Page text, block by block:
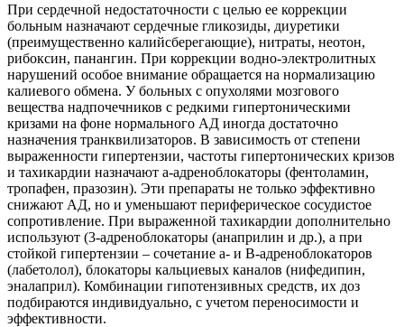
При сердечной недостаточности с целью ее коррекции
больным назначают сердечные гликозиды, диуретики
(преимущественно калийсберегающие), нитраты, неотон,
рибоксин, панангин. При коррекции водно-электролитных
нарушений особое внимание обращается на нормализацию
калиевого обмена. У больных с опухолями мозгового
вещества надпочечников с редкими гипертоническими
кризами на фоне нормального АД иногда достаточно
назначения транквилизаторов. В зависимость от степени
выраженности гипертензии, частоты гипертонических кризов
и тахикардии назначают а-адреноблокаторы (фентоламин,
тропафен, празозин). Эти препараты не только эффективно
снижают АД, но и уменьшают периферическое сосудистое
сопротивление. При выраженной тахикардии дополнительно
используют (3-адреноблокаторы (анаприлин и др.), а при
стойкой гипертензии – сочетание а- и В-адреноблокаторов
(лабетолол), блокаторы кальциевых каналов (нифедипин,
эналаприл). Комбинации гипотензивных средств, их доз
подбираются индивидуально, с учетом переносимости и
эффективности.